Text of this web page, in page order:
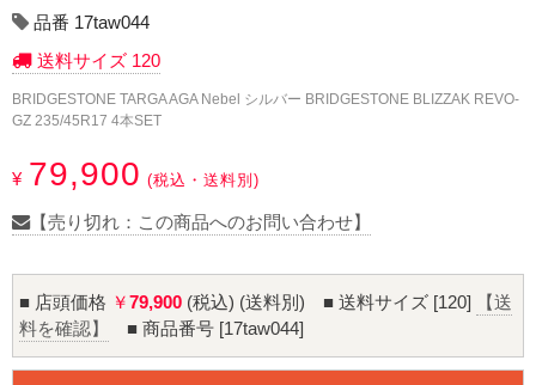
12インチ：夏タイヤホイール
13インチ：夏タイヤホイール
14インチ：夏タイヤホイール
15インチ：夏タイヤホイール
17インチ：夏タイヤホイール
18インチ：夏タイヤホイール
品番 17taw044
送料サイズ 120
BRIDGESTONE TARGA AGA Nebel シルバー BRIDGESTONE BLIZZAK REVO-
GZ 235/45R17 4本SET
¥ 79,900 (税込・送料別)
【売り切れ：この商品へのお問い合わせ】
■ 店頭価格 ￥79,900 (税込) (送料別) ■ 送料サイズ [120]
【送
料を確認】
■ 商品番号 [17taw044]